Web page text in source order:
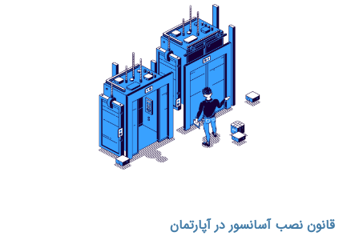
قانون نصب آسانسور در آپارتمان